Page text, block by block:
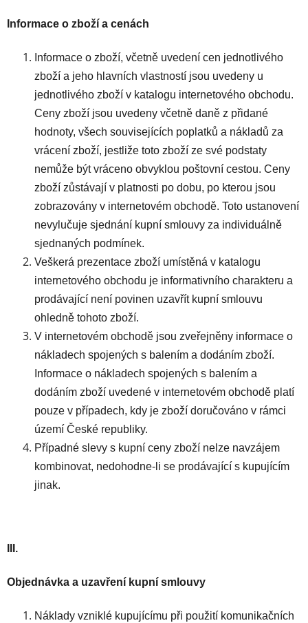
Informace o zboží a cenách
Informace o zboží, včetně uvedení cen jednotlivého
zboží a jeho hlavních vlastností jsou uvedeny u
jednotlivého zboží v katalogu internetového obchodu.
Ceny zboží jsou uvedeny včetně daně z přidané
hodnoty, všech souvisejících poplatků a nákladů za
vrácení zboží, jestliže toto zboží ze své podstaty
nemůže být vráceno obvyklou poštovní cestou. Ceny
zboží zůstávají v platnosti po dobu, po kterou jsou
zobrazovány v internetovém obchodě. Toto ustanovení
nevylučuje sjednání kupní smlouvy za individuálně
sjednaných podmínek.
Veškerá prezentace zboží umístěná v katalogu
internetového obchodu je informativního charakteru a
prodávající není povinen uzavřít kupní smlouvu
ohledně tohoto zboží.
V internetovém obchodě jsou zveřejněny informace o
nákladech spojených s balením a dodáním zboží.
Informace o nákladech spojených s balením a
dodáním zboží uvedené v internetovém obchodě platí
pouze v případech, kdy je zboží doručováno v rámci
území České republiky.
Případné slevy s kupní ceny zboží nelze navzájem
kombinovat, nedohodne-li se prodávající s kupujícím
jinak.
III.
Objednávka a uzavření kupní smlouvy
Náklady vzniklé kupujícímu při použití komunikačních